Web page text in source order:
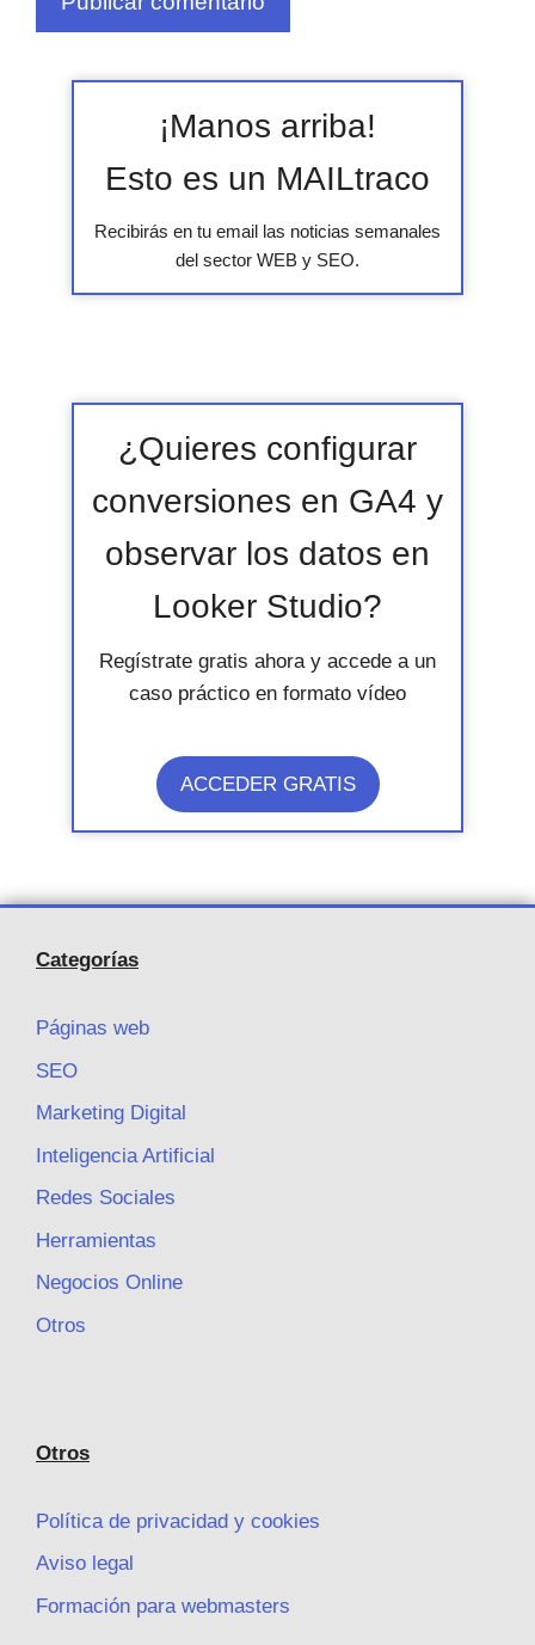
¡Manos arriba!
Esto es un MAILtraco
Recibirás en tu email las noticias semanales
del sector WEB y SEO.
¿Quieres configurar
conversiones en GA4 y
observar los datos en
Looker Studio?
Regístrate gratis ahora y accede a un
caso práctico en formato vídeo
ACCEDER GRATIS
Categorías
Páginas web
SEO
Marketing Digital
Inteligencia Artificial
Redes Sociales
Herramientas
Negocios Online
Otros
Otros
Política de privacidad y cookies
Aviso legal
Formación para webmasters